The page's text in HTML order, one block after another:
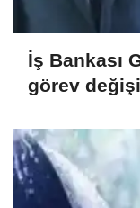
İş Bankası
görev